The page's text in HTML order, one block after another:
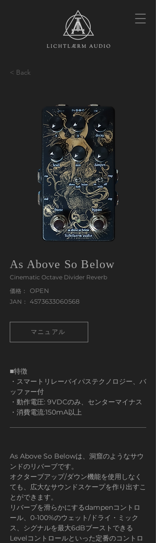
< Back
As Above So Below
Cinematic Octave Divider Reverb
価格：
OPEN
JAN： 4573633060568
マニュアル
■特徴
・スマートリレーバイパステクノロジー、バ
ッファー付
・動作電圧: 9VDCのみ、センターマイナス
・消費電流:150mA以上
As Above So Belowは、洞窟のようなサウ
ンドのリバーブです。
オクターブアップ/ダウン機能を使用しなく
ても、広大なサウンドスケープを作り出すこ
とができます。
リバーブを滑らかにするdampenコントロ
ール、0-100%のウェット/ドライ・ミック
ス、シグナルを最大6dBブーストできる
Levelコントロールといった定番のコントロ